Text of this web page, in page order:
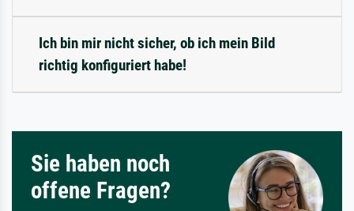
Ich bin mir nicht sicher, ob ich mein Bild
richtig konfiguriert habe!
Sie haben noch
offene Fragen?